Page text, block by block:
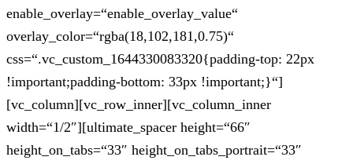
enable_overlay=“enable_overlay_value“
overlay_color=“rgba(18,102,181,0.75)“
css=“.vc_custom_1644330083320{padding-top: 22px
!important;padding-bottom: 33px !important;}“]
[vc_column][vc_row_inner][vc_column_inner
width=“1/2″][ultimate_spacer height=“66″
height_on_tabs=“33″ height_on_tabs_portrait=“33″